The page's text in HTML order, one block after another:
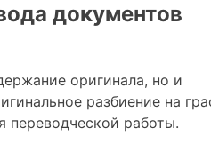
документов
оригинала, но и
разбиение на
переводческой работы.